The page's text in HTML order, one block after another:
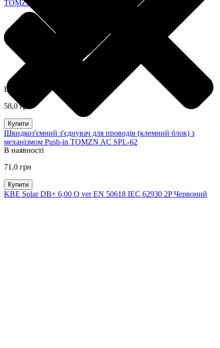
TOMZN AC LT-933
В наявності
58,0 грн
Купити
Швидкоз'ємний з'єднувач для проводів (клемний блок) з
механізмом Push-in TOMZN AC SPL-62
В наявності
71,0 грн
Купити
KBE Solar DB+ 6,00 Q ver EN 50618 IEC 62930 2P Червоний